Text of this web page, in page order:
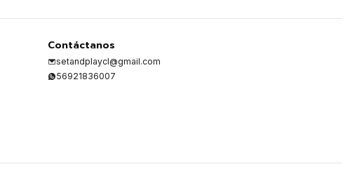
Contáctanos
setandplaycl@gmail.com
56921836007